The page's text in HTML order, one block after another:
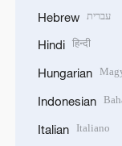
Hebrew עברית
Hindi हिन्दी
Hungarian
Indonesian
Italian Italiano